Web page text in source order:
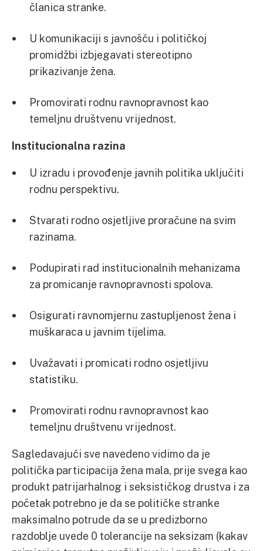
članica stranke.
U komunikaciji s javnošću i političkoj
promidžbi izbjegavati stereotipno
prikazivanje žena.
Promovirati rodnu ravnopravnost kao
temeljnu društvenu vrijednost.
Institucionalna razina
U izradu i provođenje javnih politika uključiti
rodnu perspektivu.
Stvarati rodno osjetljive proračune na svim
razinama.
Podupirati rad institucionalnih mehanizama
za promicanje ravnopravnosti spolova.
Osigurati ravnomjernu zastupljenost žena i
muškaraca u javnim tijelima.
Uvažavati i promicati rodno osjetljivu
statistiku.
Promovirati rodnu ravnopravnost kao
temeljnu društvenu vrijednost.
Sagledavajući sve navedeno vidimo da je
politička participacija žena mala, prije svega kao
produkt patrijarhalnog i seksističkog drustva i za
početak potrebno je da se političke stranke
maksimalno potrude da se u predizborno
razdoblje uvede 0 tolerancije na seksizam (kakav